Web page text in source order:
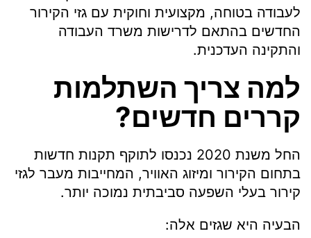
לעבודה בטוחה, מקצועית וחוקית עם גזי הקירור
החדשים בהתאם לדרישות משרד העבודה
והתקינה העדכנית.
למה צריך השתלמות
קררים חדשים?
החל משנת 2020 נכנסו לתוקף תקנות חדשות
בתחום הקירור ומיזוג האוויר, המחייבות מעבר לגזי
קירור בעלי השפעה סביבתית נמוכה יותר.
הבעיה היא שגזים אלה: